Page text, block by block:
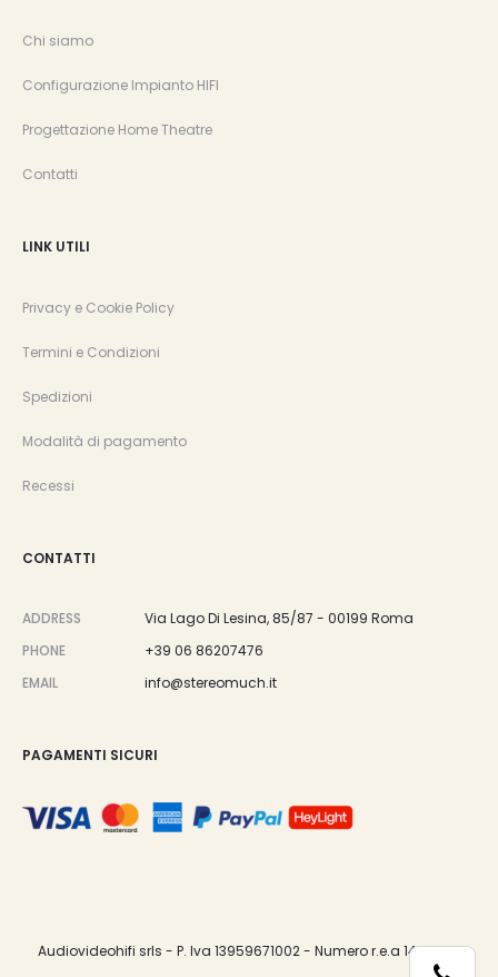
Chi siamo
Configurazione Impianto HIFI
Progettazione Home Theatre
Contatti
LINK UTILI
Privacy e Cookie Policy
Termini e Condizioni
Spedizioni
Modalità di pagamento
Recessi
CONTATTI
ADDRESS
Via Lago Di Lesina, 85/87 - 00199 Roma
PHONE
+39 06 86207476
EMAIL
info@stereomuch.it
PAGAMENTI SICURI
Audiovideohifi srls - P. Iva 13959671002 - Numero r.e.a 1487033.